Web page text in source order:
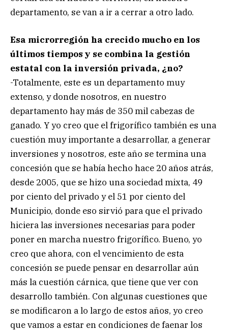
departamento, se van a ir a cerrar a otro lado.
Esa microrregión ha crecido mucho en los
últimos tiempos y se combina la gestión
estatal con la inversión privada, ¿no?
-Totalmente, este es un departamento muy
extenso, y donde nosotros, en nuestro
departamento hay más de 350 mil cabezas de
ganado. Y yo creo que el frigorífico también es una
cuestión muy importante a desarrollar, a generar
inversiones y nosotros, este año se termina una
concesión que se había hecho hace 20 años atrás,
desde 2005, que se hizo una sociedad mixta, 49
por ciento del privado y el 51 por ciento del
Municipio, donde eso sirvió para que el privado
hiciera las inversiones necesarias para poder
poner en marcha nuestro frigorífico. Bueno, yo
creo que ahora, con el vencimiento de esta
concesión se puede pensar en desarrollar aún
más la cuestión cárnica, que tiene que ver con
desarrollo también. Con algunas cuestiones que
se modificaron a lo largo de estos años, yo creo
que vamos a estar en condiciones de faenar los